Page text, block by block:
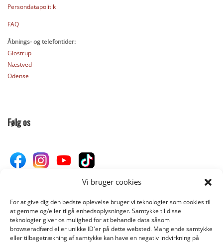
Vi bruger cookies
For at give dig den bedste oplevelse bruger vi teknologier som cookies til
at gemme og/eller tilgå enhedsoplysninger. Samtykke til disse
teknologier giver os mulighed for at behandle data såsom
browseradfærd eller unikke ID'er på dette websted. Manglende samtykke
eller tilbagetrækning af samtykke kan have en negativ indvirkning på
Persondatapolitik
FAQ
Åbnings- og telefontider:
Glostrup
Næstved
Odense
Følg os
Donér til Inges Kattehjem